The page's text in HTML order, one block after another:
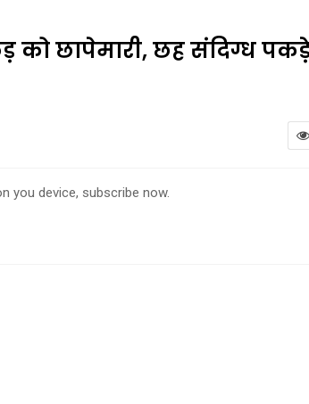
को छापेमारी, छह संदिग्ध
you device, subscribe now.